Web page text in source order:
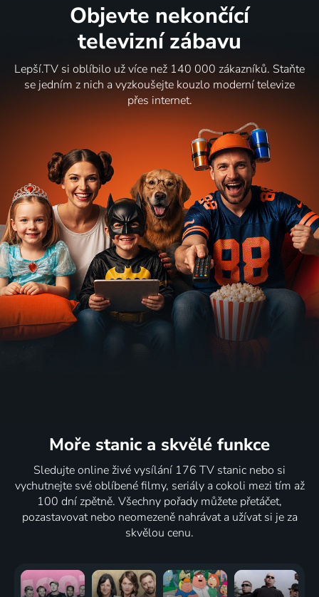
Objevte nekončící
televizní zábavu
Lepší.TV si oblíbilo už více než 140 000 zákazníků. Staňte
se jedním z nich a vyzkoušejte kouzlo moderní televize
přes internet.
Moře stanic a skvělé funkce
Sledujte online živé vysílání 176 TV stanic nebo si
vychutnejte své oblíbené filmy, seriály a cokoli mezi tím až
100 dní zpětně. Všechny pořady můžete přetáčet,
pozastavovat nebo neomezeně nahrávat a užívat si je za
skvělou cenu.